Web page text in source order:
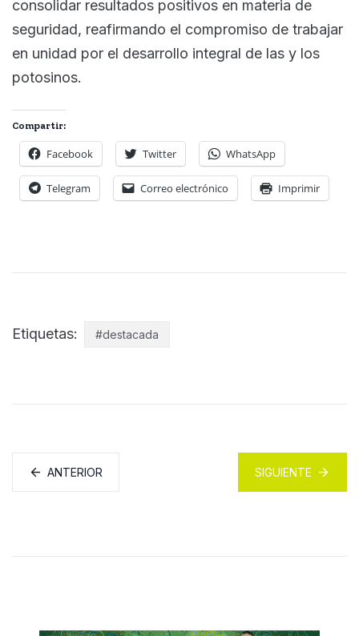
consolidar resultados positivos en materia de
seguridad, reafirmando el compromiso de trabajar
en unidad por el desarrollo integral de las y los
potosinos.
Compartir:
Facebook Twitter WhatsApp
Telegram Correo electrónico Imprimir
Etiquetas: #destacada
ANTERIOR SIGUIENTE